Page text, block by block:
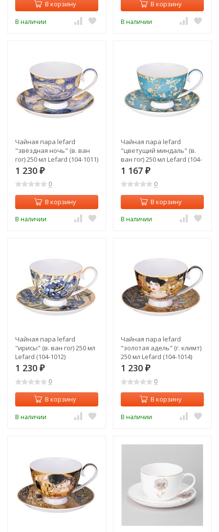
В корзину
В наличии
В корзину
В наличии
Чайная пара lefard
"звёздная ночь" (в. ван
гог) 250 мл Lefard (104-1011)
1 230 ₽
0
В корзину
В наличии
Чайная пара lefard
"цветущий миндаль" (в.
ван гог) 250 мл Lefard (104-
1010)
1 167 ₽
0
В корзину
В наличии
Чайная пара lefard
"ирисы" (в. ван гог) 250 мл
Lefard (104-1012)
1 230 ₽
0
В корзину
В наличии
Чайная пара lefard
"золотая адель" (г. климт)
250 мл Lefard (104-1014)
1 230 ₽
0
В корзину
В наличии